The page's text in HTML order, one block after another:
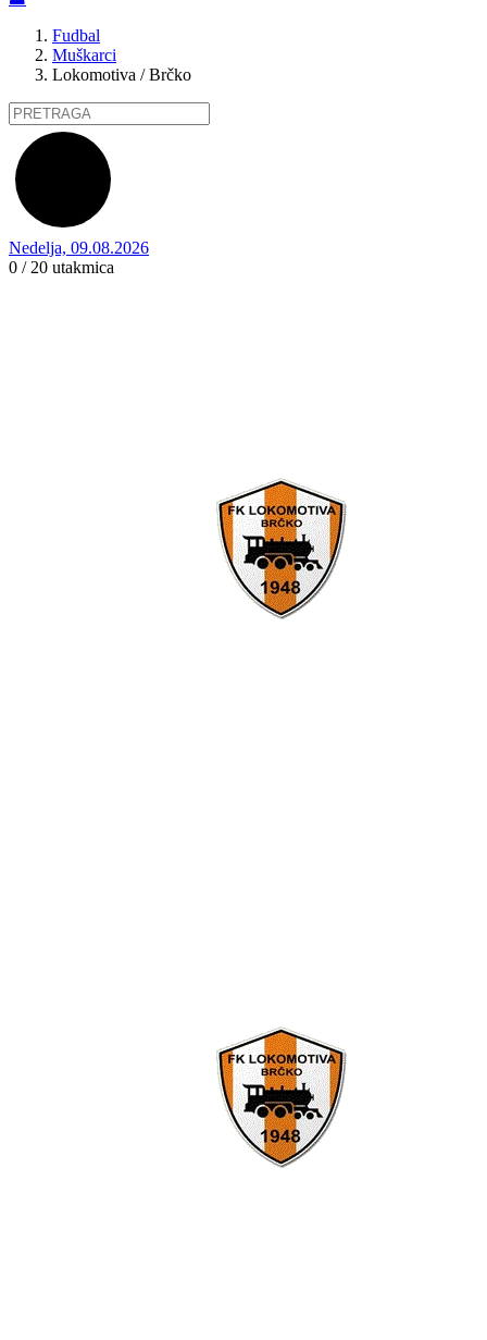
Fudbal
Muškarci
Lokomotiva / Brčko
Nedelja, 09.08.2026
0 / 20 utakmica